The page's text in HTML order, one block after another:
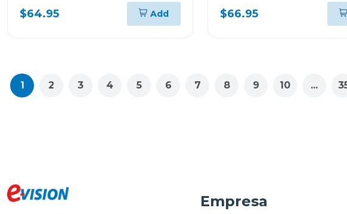
mw758
$64.95 Add
munich
$66.95
1 2 3 4 5 6 7 8 9 10 ...
Empresa